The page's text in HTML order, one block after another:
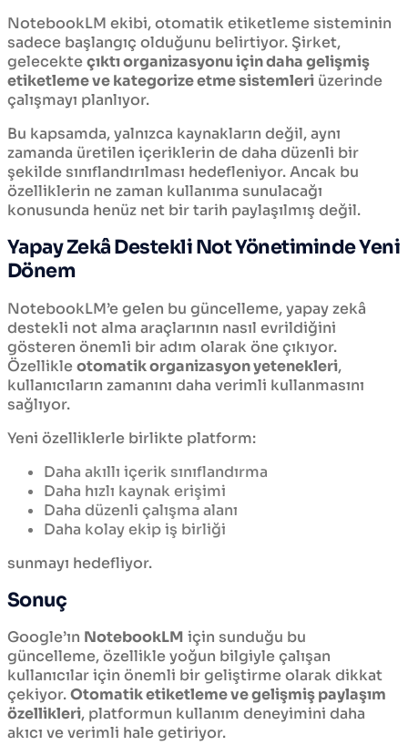
NotebookLM ekibi, otomatik etiketleme sisteminin
sadece başlangıç olduğunu belirtiyor. Şirket,
gelecekteçıktı organizasyonu için daha gelişmiş
etiketleme ve kategorize etme sistemleri üzerinde
çalışmayı planlıyor.
Bu kapsamda, yalnızca kaynakların değil, aynı
zamanda üretilen içeriklerin de daha düzenli bir
şekilde sınıflandırılması hedefleniyor. Ancak bu
özelliklerin ne zaman kullanıma sunulacağı
konusunda henüz net bir tarih paylaşılmış değil.
Yapay Zekâ Destekli Not Yönetiminde Yeni
Dönem
NotebookLM’e gelen bu güncelleme, yapay zekâ
destekli not alma araçlarının nasıl evrildiğini
gösteren önemli bir adım olarak öne çıkıyor.
Özellikleotomatik organizasyon yetenekleri,
kullanıcıların zamanını daha verimli kullanmasını
sağlıyor.
Yeni özelliklerle birlikte platform:
Daha akıllı içerik sınıflandırma
Daha hızlı kaynak erişimi
Daha düzenli çalışma alanı
Daha kolay ekip iş birliği
sunmayı hedefliyor.
Sonuç
Google’ın NotebookLM için sunduğu bu
güncelleme, özellikle yoğun bilgiyle çalışan
kullanıcılar için önemli bir geliştirme olarak dikkat
çekiyor.Otomatik etiketleme ve gelişmiş paylaşım
özellikleri, platformun kullanım deneyimini daha
akıcı ve verimli hale getiriyor.